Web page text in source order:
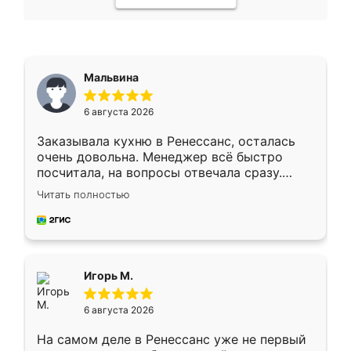
Мальвина
6 августа 2026
Заказывала кухню в Ренессанс, осталась
очень довольна. Менеджер всё быстро
посчитала, на вопросы отвечала сразу.
Замерщик приехал в субботу, подошёл к
делу со всей ответственностью. Собрали
за день, ребята работали аккуратно, даже
Читать полностью
Игорь М.
6 августа 2026
На самом деле в Ренессанс уже не первый